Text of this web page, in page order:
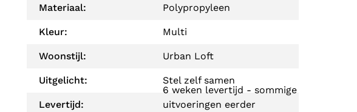
Materiaal: Polypropyleen
Kleur: Multi
Woonstijl: Urban Loft
Uitgelicht: Stel zelf samen
Levertijd:
6 weken levertijd - sommige
uitvoeringen eerder